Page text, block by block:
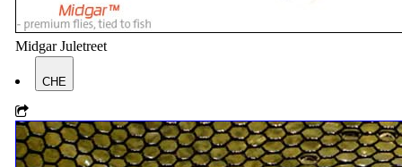
Midgar Juletreet
CHE